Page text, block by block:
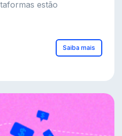
estão
Saiba mais